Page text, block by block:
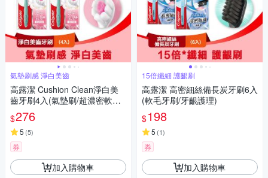
氣墊刷感 淨白美齒
高露潔 Cushion Clean淨白美
齒牙刷4入(氣墊刷/超濃密軟毛
牙刷/按摩牙齦)
$276
5 (5)
券
加入購物車
15倍纖細 護齦刷
高露潔 高密細絲備長炭牙刷6入
(軟毛牙刷/牙齦護理)
$198
5 (1)
券
加入購物車